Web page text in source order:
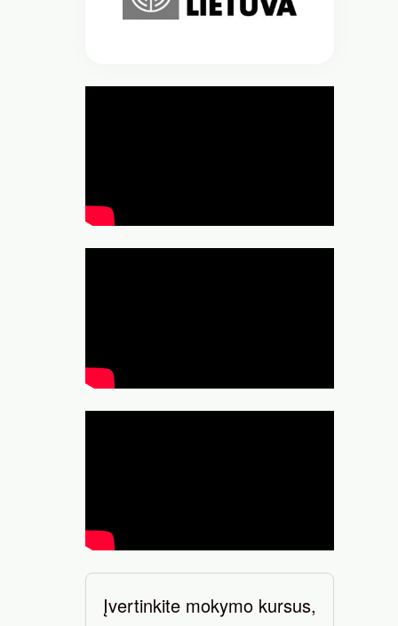
Įvertinkite mokymo kursus,